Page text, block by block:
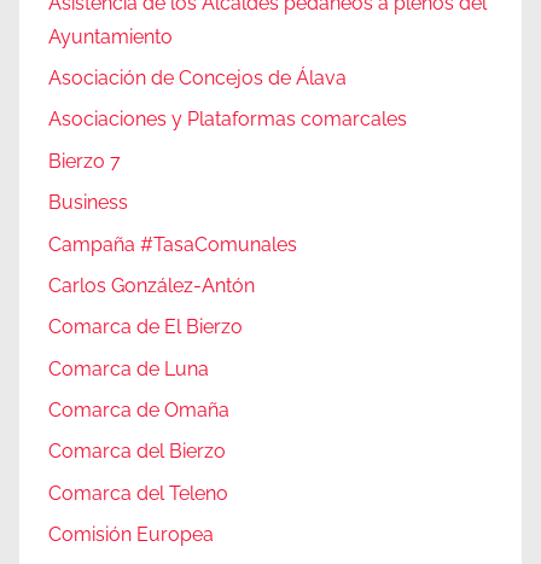
Ayuntamiento
Asociación de Concejos de Álava
Asociaciones y Plataformas comarcales
Bierzo 7
Business
Campaña #TasaComunales
Carlos González-Antón
Comarca de El Bierzo
Comarca de Luna
Comarca de Omaña
Comarca del Bierzo
Comarca del Teleno
Comisión Europea